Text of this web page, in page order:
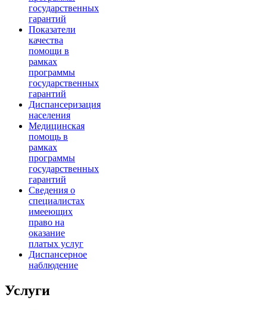
государственных
гарантий
Показатели
качества
помощи в
рамках
программы
государственных
гарантий
Диспансеризация
населения
Медицинская
помощь в
рамках
программы
государственных
гарантий
Сведения о
специалистах
имееющих
право на
оказание
платых услуг
Диспансерное
наблюдение
Услуги